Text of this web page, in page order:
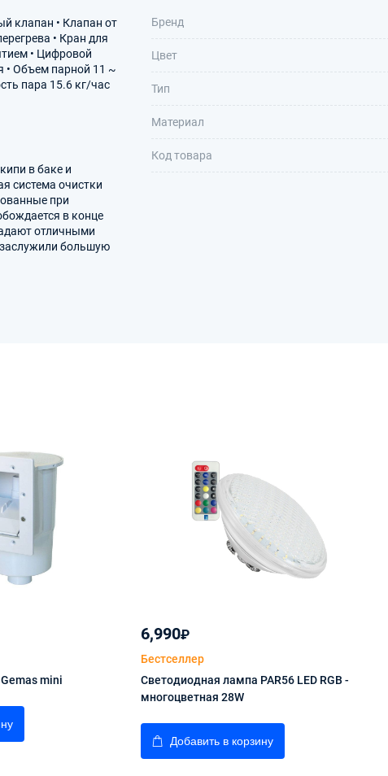
клапан • Клапан от
• Кран для
• Цифровой
• Объем парной 11 ~
пара 15.6 кг/час
в баке и
система очистки
при
в конце
отличными
большую
Бренд
Цвет
Тип
Материал
Код товара
mini
6,990₽
Бестселлер
Светодиодная лампа PAR56 LED RGB -
многоцветная 28W
Добавить в корзину